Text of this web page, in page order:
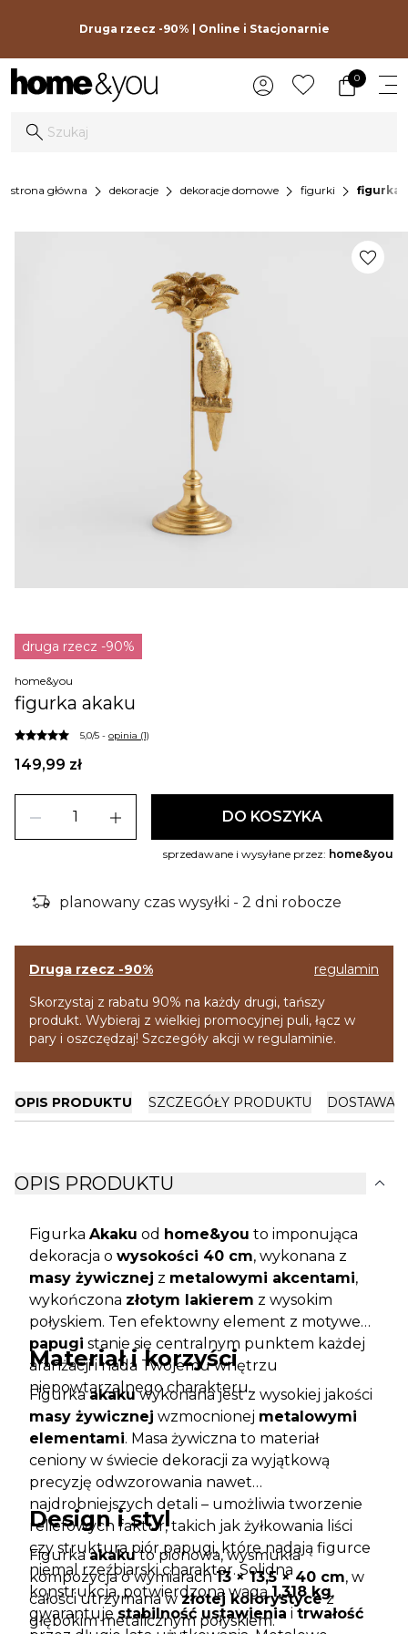
Druga rzecz -90% | Online i Stacjonarnie
0
strona główna chevron_right dekoracje chevron_right dekoracje domowe chevron_right figurki chevron_right figurka
druga rzecz -90%
home&you
figurka akaku
5,0/5 - opinia (1)
149,99 zł
remove add DO KOSZYKA
sprzedawane i wysyłane przez: home&you
delivery_truck_bolt planowany czas wysyłki - 2 dni robocze
Druga rzecz -90%
regulamin
Skorzystaj z rabatu 90% na każdy drugi, tańszy
produkt. Wybieraj z wielkiej promocyjnej puli, łącz w
pary i oszczędzaj! Szczegóły akcji w regulaminie.
favorite
OPIS PRODUKTU SZCZEGÓŁY PRODUKTU DOSTAWA
OPIS PRODUKTU expand_more
Figurka Akaku od home&you to imponująca
dekoracja o wysokości 40 cm, wykonana z
masy żywicznej z metalowymi akcentami,
wykończona złotym lakierem z wysokim
połyskiem. Ten efektowny element z motywem
papugi stanie się centralnym punktem każdej
aranżacji i nada Twojemu wnętrzu
niepowtarzalnego charakteru.
Materiał i korzyści
Figurkaakakuwykonana jest z wysokiej jakości
masy żywicznej wzmocnionej metalowymi
elementami. Masa żywiczna to materiał
ceniony w świecie dekoracji za wyjątkową
precyzję odwzorowania nawet
najdrobniejszych detali – umożliwia tworzenie
reliefowych faktur, takich jak żyłkowania liści
czy struktura piór papugi, które nadają figurce
niemal rzeźbiarski charakter. Solidna
konstrukcja, potwierdzona wagą 1,318 kg,
gwarantuje stabilność ustawienia i trwałość
Design i styl
Figurkaakakuto pionowa, wysmukła
kompozycja o wymiarach13 × 13,5 × 40 cm, w
całości utrzymana wzłotej kolorystycez
głębokim metalicznym połyskiem.